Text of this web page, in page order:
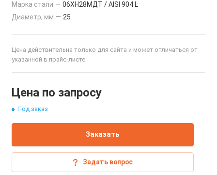
Марка стали — 06ХН28МДТ / AISI 904 L
Диаметр, мм — 25
Цена действительна только для сайта и может отличаться от
указанной в прайс-листе
Цена по запросу
Под заказ
Заказать
Задать вопрос